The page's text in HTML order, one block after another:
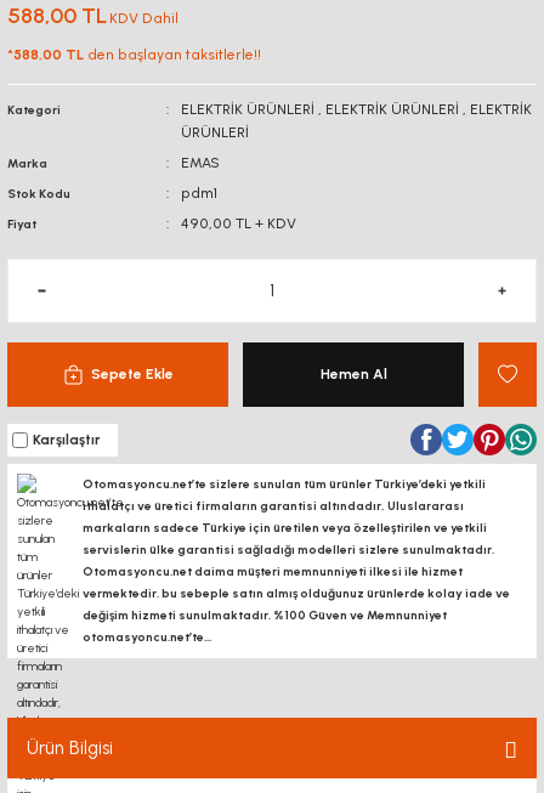
588,00 TL KDV Dahil
*588,00 TL den başlayan taksitlerle!!
Kategori ELEKTRİK ÜRÜNLERİ , ELEKTRİK ÜRÜNLERİ , ELEKTRİK
ÜRÜNLERİ
Marka EMAS
Stok Kodu pdm1
Fiyat 490,00 TL + KDV
Sepete Ekle Hemen Al
Karşılaştır
Otomasyoncu.net’te sizlere sunulan tüm ürünler Türkiye’deki yetkili
ithalatçı ve üretici firmaların garantisi altındadır, Uluslararası
markaların sadece Türkiye için üretilen veya özelleştirilen ve yetkili
servislerin ülke garantisi sağladığı modelleri sizlere sunulmaktadır.
Otomasyoncu.net daima müşteri memnunniyeti ilkesi ile hizmet
vermektedir. bu sebeple satın almış olduğunuz ürünlerde kolay iade ve
değişim hizmeti sunulmaktadır. %100 Güven ve Memnunniyet
otomasyoncu.net’te...
Ürün Bilgisi